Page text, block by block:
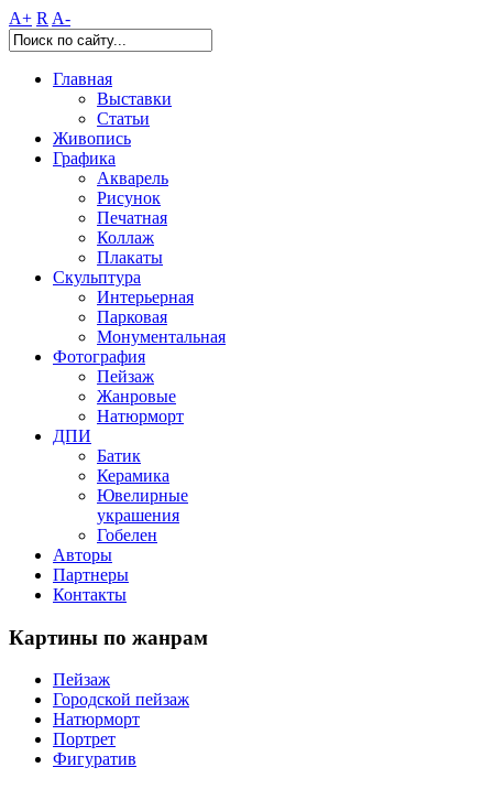
A+ R A-
Главная
Выставки
Статьи
Живопись
Графика
Акварель
Рисунок
Печатная
Коллаж
Плакаты
Скульптура
Интерьерная
Парковая
Монументальная
Фотография
Пейзаж
Жанровые
Натюрморт
ДПИ
Батик
Керамика
Ювелирные
украшения
Гобелен
Авторы
Партнеры
Контакты
Картины по жанрам
Пейзаж
Городской пейзаж
Натюрморт
Портрет
Фигуратив